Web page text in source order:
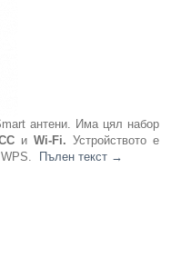
антени. Има цял набор
и Wi-Fi. Устройството е
Пълен текст →